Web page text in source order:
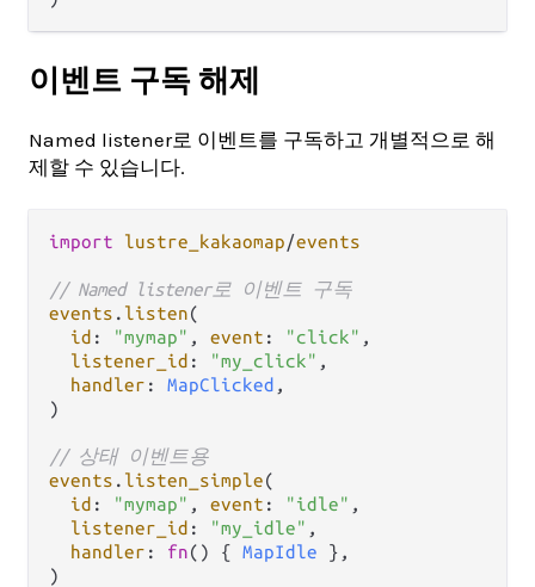
이벤트 구독 해제
Named listener로 이벤트를 구독하고 개별적으로 해
제할 수 있습니다.
import lustre_kakaomap/events
// Named listener로 이벤트 구독
events . listen(
id : "mymap" , event : "click" ,
listener_id : "my_click" ,
handler : MapClicked ,
)
// 상태 이벤트용
events . listen_simple(
id : "mymap" , event : "idle" ,
listener_id : "my_idle" ,
handler : fn() { MapIdle },
)